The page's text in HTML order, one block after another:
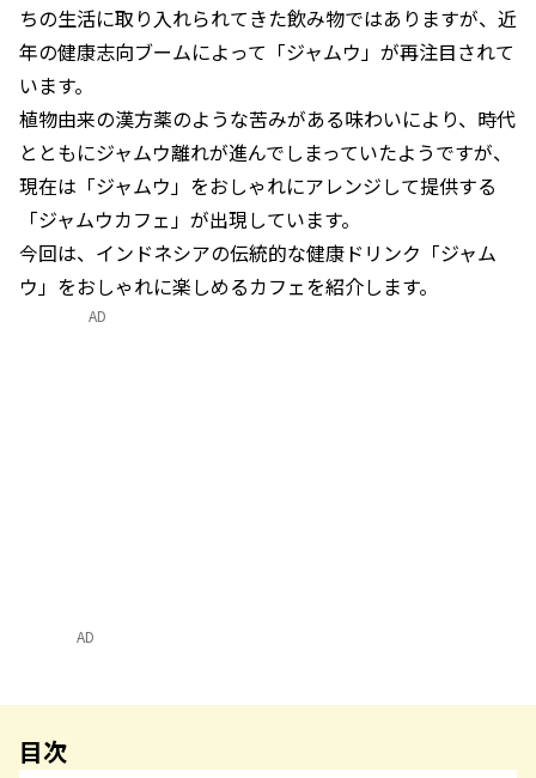
ちの生活に取り入れられてきた飲み物ではありますが、近
年の健康志向ブームによって「ジャムウ」が再注目されて
います。
植物由来の漢方薬のような苦みがある味わいにより、時代
とともにジャムウ離れが進んでしまっていたようですが、
現在は「ジャムウ」をおしゃれにアレンジして提供する
「ジャムウカフェ」が出現しています。
今回は、インドネシアの伝統的な健康ドリンク「ジャム
ウ」をおしゃれに楽しめるカフェを紹介します。
AD
目次
AD